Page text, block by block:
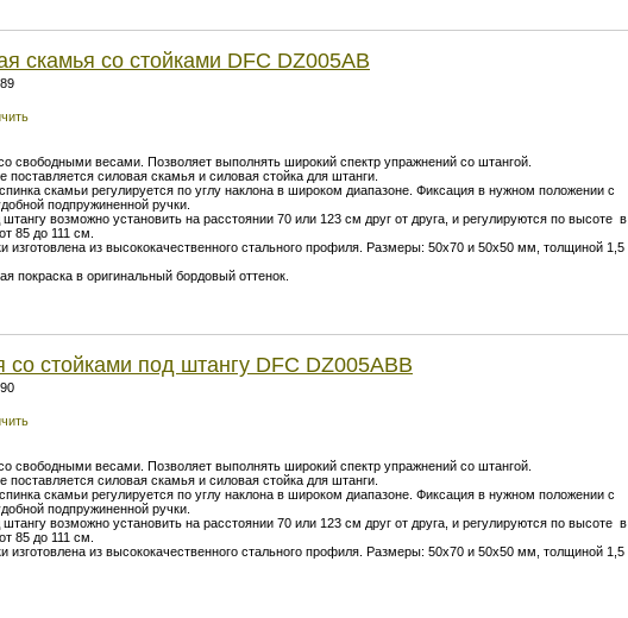
скамья со стойками DFC DZ005AB
свободными весами. Позволяет выполнять широкий спектр упражнений со штангой.
поставляется силовая скамья и силовая стойка для штанги.
скамьи регулируется по углу наклона в широком диапазоне. Фиксация в нужном положении с
подпружиненной ручки.
штангу возможно установить на расстоянии 70 или 123 см друг от друга, и регулируются по высоте в
85 до 111 см.
изготовлена из высококачественного стального профиля. Размеры: 50х70 и 50х50 мм, толщиной 1,5
покраска в оригинальный бордовый оттенок.
со стойками под штангу DFC DZ005ABB
свободными весами. Позволяет выполнять широкий спектр упражнений со штангой.
поставляется силовая скамья и силовая стойка для штанги.
скамьи регулируется по углу наклона в широком диапазоне. Фиксация в нужном положении с
подпружиненной ручки.
штангу возможно установить на расстоянии 70 или 123 см друг от друга, и регулируются по высоте в
85 до 111 см.
изготовлена из высококачественного стального профиля. Размеры: 50х70 и 50х50 мм, толщиной 1,5